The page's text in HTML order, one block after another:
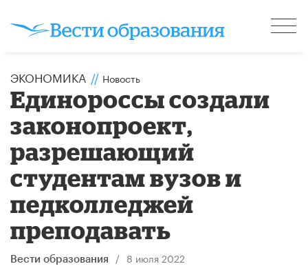
ЭКОНОМИКА // Новость
Единороссы создали
законопроект,
разрешающий
студентам вузов и
педколледжей
преподавать
Вести образования / 8 июля 2022